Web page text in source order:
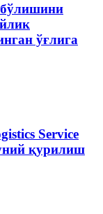
ўғлига
Service
қурилиш